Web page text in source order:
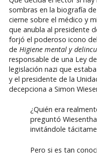
sombras en la biografía
cierne sobre el médico y
que anubla al presidente
forjó el poderoso icono
de Higiene mental y
responsable de una Ley
legislación nazi que
y el presidente de la
decepciona a Simon
¿Quién era
preguntó
invitándole
Pero si es tan